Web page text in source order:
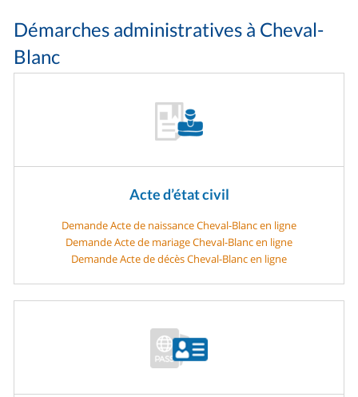
Démarches administratives à Cheval-
Blanc
Acte d’état civil
Demande Acte de naissance Cheval-Blanc en ligne
Demande Acte de mariage Cheval-Blanc en ligne
Demande Acte de décès Cheval-Blanc en ligne